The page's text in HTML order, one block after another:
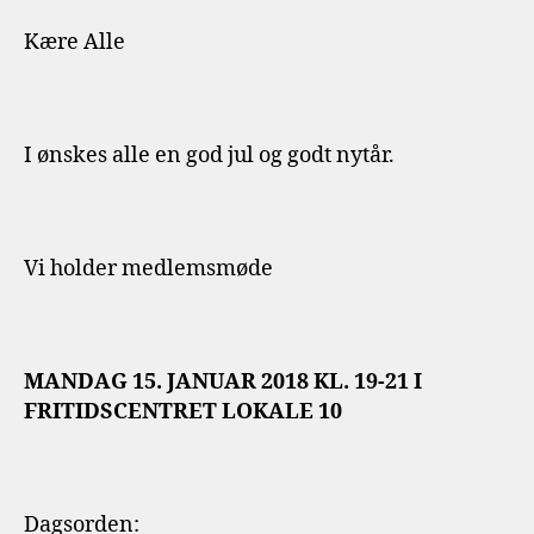
Kære Alle
I ønskes alle en god jul og godt nytår.
Vi holder medlemsmøde
MANDAG 15. JANUAR 2018 KL. 19-21 I
FRITIDSCENTRET LOKALE 10
Dagsorden: